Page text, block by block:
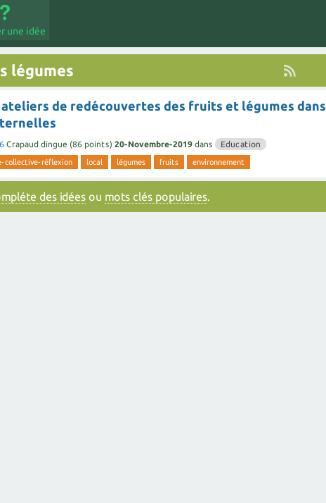
une idée
légumes
de redécouvertes des fruits et légumes dans
Crapaud dingue (86 points) 20-Novembre-2019 dans Education
collective-réflexion local légumes fruits environnement
des idées ou mots clés populaires.